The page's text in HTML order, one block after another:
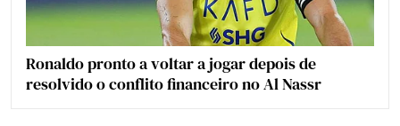
Ronaldo pronto a voltar a jogar depois de
resolvido o conflito financeiro no Al Nassr